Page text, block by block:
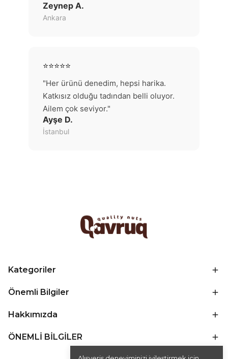
Zeynep A.
Ankara
⭐⭐⭐⭐⭐
"Her ürünü denedim, hepsi harika.
Katkısız olduğu tadından belli oluyor.
Ailem çok seviyor."
Ayşe D.
İstanbul
Kategoriler
Önemli Bilgiler
Hakkımızda
ÖNEMLİ BİLGİLER